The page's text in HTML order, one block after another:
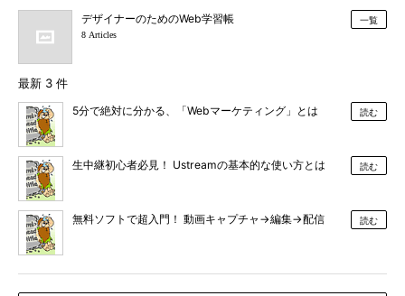
デザイナーのためのWeb学習帳
8 Articles
一覧
最新 3 件
5分で絶対に分かる、「Webマーケティング」とは 読む
生中継初心者必見！ Ustreamの基本的な使い方とは 読む
無料ソフトで超入門！ 動画キャプチャ→編集→配信 読む